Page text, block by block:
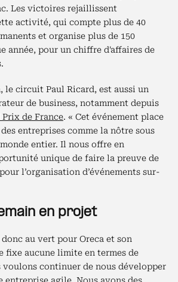
Les victoires rejaillissent
activité, qui compte plus de 40
et organise plus de 150
année, pour un chiffre d'affaires de
le circuit Paul Ricard, est aussi un
de business, notamment depuis
de France. « Cet événement place
entreprises comme la nôtre sous
entier. Il nous offre en
unique de faire la preuve de
l’organisation d’événements sur-
en projet
au vert pour Oreca et son
fixe aucune limite en termes de
voulons continuer de nous développer